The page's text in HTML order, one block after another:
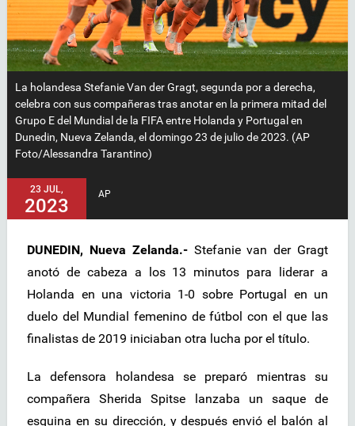
La holandesa Stefanie Van der Gragt, segunda por a derecha,
celebra con sus compañeras tras anotar en la primera mitad del
Grupo E del Mundial de la FIFA entre Holanda y Portugal en
Dunedin, Nueva Zelanda, el domingo 23 de julio de 2023. (AP
Foto/Alessandra Tarantino)
23 JUL,
2023
AP
DUNEDIN, Nueva Zelanda.-Stefanie van der Gragt
anotó de cabeza a los 13 minutos para liderar a
Holanda en una victoria 1-0 sobre Portugal en un
duelo del Mundial femenino de fútbol con el que las
finalistas de 2019 iniciaban otra lucha por el título.
La defensora holandesa se preparó mientras su
compañera Sherida Spitse lanzaba un saque de
esquina en su dirección, y después envió el balón al